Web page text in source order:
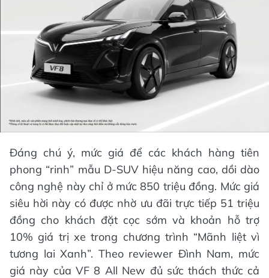
Đáng chú ý, mức giá để các khách hàng tiên
phong “rinh” mẫu D-SUV hiệu năng cao, dồi dào
công nghệ này chỉ ở mức 850 triệu đồng. Mức giá
siêu hời này có được nhờ ưu đãi trực tiếp 51 triệu
đồng cho khách đặt cọc sớm và khoản hỗ trợ
10% giá trị xe trong chương trình “Mãnh liệt vì
tương lai Xanh”. Theo reviewer Đình Nam, mức
giá này của VF 8 All New đủ sức thách thức cả